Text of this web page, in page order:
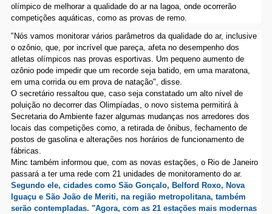
olímpico de melhorar a qualidade do ar na lagoa, onde ocorrerão
competições aquáticas, como as provas de remo.
"Nós vamos monitorar vários parâmetros da qualidade do ar, inclusive
o ozônio, que, por incrível que pareça, afeta no desempenho dos
atletas olímpicos nas provas esportivas. Um pequeno aumento de
ozônio pode impedir que um recorde seja batido, em uma maratona,
em uma corrida ou em prova de natação", disse.
O secretário ressaltou que, caso seja constatado um alto nível de
poluição no decorrer das Olimpíadas, o novo sistema permitirá à
Secretaria do Ambiente fazer algumas mudanças nos arredores dos
locais das competições como, a retirada de ônibus, fechamento de
postos de gasolina e alterações nos horários de funcionamento de
fábricas.
Minc também informou que, com as novas estações, o Rio de Janeiro
passará a ter uma rede com 21 unidades de monitoramento do ar.
Segundo ele, cidades como São Gonçalo, Belford Roxo, Nova
Iguaçu e São João de Meriti, na região metropolitana, também
serão contempladas. "Agora, com as 21 estações mais modernas